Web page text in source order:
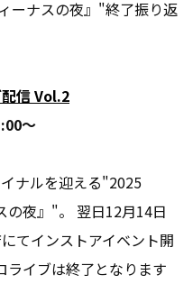
ーナスの夜』"終了振り返
信 Vol.2
〜
ナルを迎える"2025
の夜』"。 翌日12月14日
てインストアイベント開
ライブは終了となります